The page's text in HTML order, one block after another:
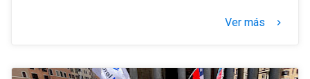
Ver más keyboard_arrow_right